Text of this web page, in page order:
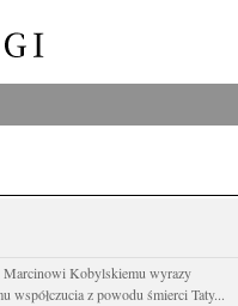
Marcinowi Kobylskiemu wyrazy
współczucia z powodu śmierci Taty...